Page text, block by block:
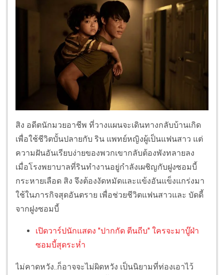
สิง อดีตนักมวยอาชีพ ที่วางแผนจะเดินทางกลับบ้านเกิด
เพื่อใช้ชีวิตบั้นปลายกับ ริน แพทย์หญิงผู้เป็นแฟนสาว แต่
ความฝันอันเรียบง่ายของพวกเขากลับต้องพังทลายลง
เมื่อโรงพยาบาลที่รินทำงานอยู่กำลังเผชิญกับฝูงซอมบี้
กระหายเลือด สิง จึงต้องงัดหมัดและแข้งอันแข็งแกร่งมา
ใช้ในภารกิจสุดอันตราย เพื่อช่วยชีวิตแฟนสาวและ บัดดี้
จากฝูงซอมบี้
เปิดวาร์ปนักแสดง "ปากกัด ตีนถีบ" ใครจะมาบู๊ฝ่า
ซอมบี้สุดระห่ำ
ไม่คาดหวัง..ก็อาจจะไม่ผิดหวัง เป็นนิยามที่ท่องเอาไว้